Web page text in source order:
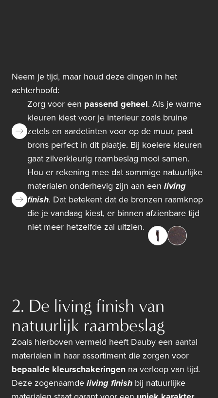
Neem je tijd, maar houd deze dingen in het
achterhoofd:
Zorg voor een passend geheel. Als je warme
kleuren kiest voor je interieur zoals bruine
zetels en aardetinten voor op de muur, past
brons perfect in dit plaatje. Bij koelere kleuren
gaat zilverkleurig raambeslag mooi samen.
Hou er rekening mee dat sommige natuurlijke
materialen onderhevig zijn aan een living
finish. Dat betekent dat de bronzen raamknop
die je vandaag kiest, er binnen afzienbare tijd
niet meer hetzelfde zal uitzien.
2. De living finish van
natuurlijk raambeslag
Zoals hierboven vermeld heeft Dauby een aantal
materialen in haar assortiment die zorgen voor
bepaalde kleurschakeringen na verloop van tijd.
Deze zogenaamdeliving finish bij natuurlijke